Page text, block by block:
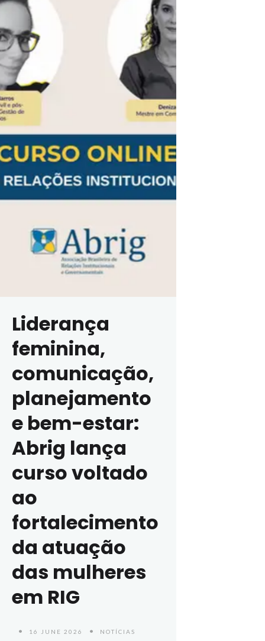
Liderança
feminina,
comunicação,
planejamento
e bem-estar:
Abrig lança
curso voltado
ao
fortalecimento
da atuação
das mulheres
em RIG
16 JUNE 2026 NOTÍCIAS